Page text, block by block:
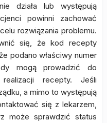
działa lub występują
powinni zachować
rozwiązania problemu.
się, że kod recepty
podano właściwy numer
mogą prowadzić do
recepty. Jeśli
a mimo to występują
się z lekarzem,
może sprawdzić status